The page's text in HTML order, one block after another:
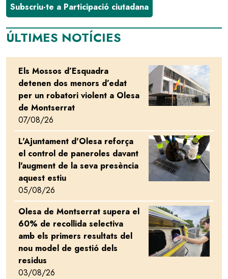
Subscriu-te a Participació ciutadana
ÚLTIMES NOTÍCIES
Els Mossos d’Esquadra
detenen dos menors d’edat
per un robatori violent a Olesa
de Montserrat
07/08/26
Image
L'Ajuntament d'Olesa reforça
el control de paneroles davant
l'augment de la seva presència
aquest estiu
05/08/26
Image
Olesa de Montserrat supera el
60% de recollida selectiva
amb els primers resultats del
nou model de gestió dels
residus
03/08/26
Image